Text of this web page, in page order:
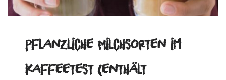
Pflanzliche Milchsorten im
Kaffeetest (enthält